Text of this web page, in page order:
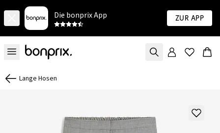
Die bonprix App Zur App
Lange Hosen